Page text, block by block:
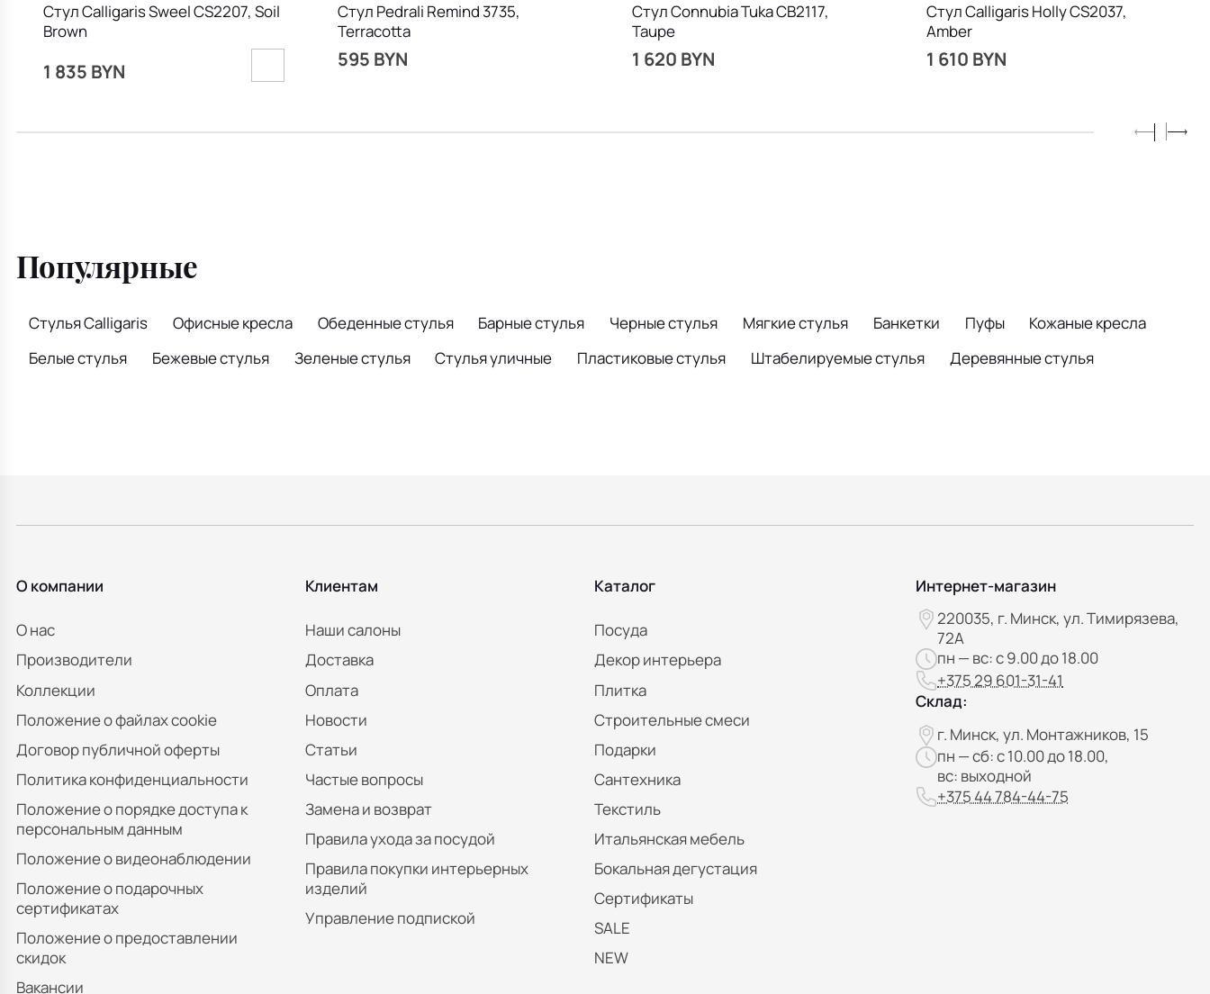
Стул Calligaris Sweel CS2207, Soil
Brown
1 835 BYN
Стул Pedrali Remind 3735,
Terracotta
595 BYN
Стул Connubia Tuka CB2117,
Taupe
1 620 BYN
Стул Calligaris Holly CS2037,
Amber
1 610 BYN
Популярные
Стулья Calligaris Офисные кресла Обеденные стулья Барные стулья Черные стулья Мягкие стулья Банкетки Пуфы
Кожаные кресла
Белые стулья
Бежевые стулья Зеленые стулья Стулья уличные Пластиковые стулья Штабелируемые стулья Деревянные стулья
О компании
О нас
Производители
Коллекции
Положение о файлах cookie
Договор публичной оферты
Политика конфиденциальности
Положение о порядке доступа к
персональным данным
Положение о видеонаблюдении
Положение о подарочных
сертификатах
Положение о предоставлении
скидок
Вакансии
Клиентам
Наши салоны
Доставка
Оплата
Новости
Статьи
Частые вопросы
Замена и возврат
Правила ухода за посудой
Правила покупки интерьерных
изделий
Управление подпиской
Каталог
Посуда
Декор интерьера
Плитка
Строительные смеси
Подарки
Сантехника
Текстиль
Итальянская мебель
Бокальная дегустация
Сертификаты
SALE
NEW
Интернет-магазин
220035, г. Минск, ул. Тимирязева,
72А
пн — вс: с 9.00 до 18.00
+375 29 601-31-41
Склад:
г. Минск, ул. Монтажников, 15
пн — сб: с 10.00 до 18.00,
вс: выходной
+375 44 784-44-75